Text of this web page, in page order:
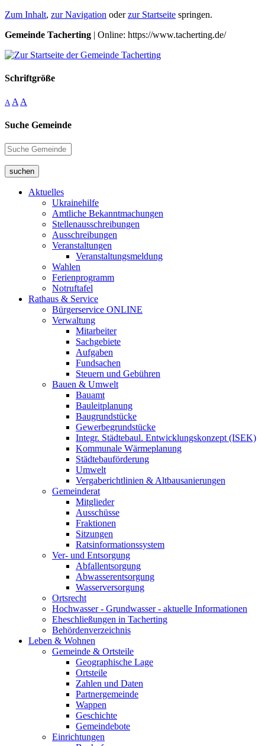
Zum Inhalt, zur Navigation oderzur Startseite springen.
Gemeinde Tacherting | Online: https://www.tacherting.de/
Schriftgröße
A A A
Suche Gemeinde
suchen
Aktuelles
Ukrainehilfe
Amtliche Bekanntmachungen
Stellenausschreibungen
Ausschreibungen
Veranstaltungen
Veranstaltungsmeldung
Wahlen
Ferienprogramm
Notruftafel
Rathaus & Service
Bürgerservice ONLINE
Verwaltung
Mitarbeiter
Sachgebiete
Aufgaben
Fundsachen
Steuern und Gebühren
Bauen & Umwelt
Bauamt
Bauleitplanung
Baugrundstücke
Gewerbegrundstücke
Integr. Städtebaul. Entwicklungskonzept (ISEK)
Kommunale Wärmeplanung
Städtebauförderung
Umwelt
Vergaberichtlinien & Altbausanierungen
Gemeinderat
Mitglieder
Ausschüsse
Fraktionen
Sitzungen
Ratsinformationssystem
Ver- und Entsorgung
Abfallentsorgung
Abwasserentsorgung
Wasserversorgung
Ortsrecht
Hochwasser - Grundwasser - aktuelle Informationen
Eheschließungen in Tacherting
Behördenverzeichnis
Leben & Wohnen
Gemeinde & Ortsteile
Geographische Lage
Ortsteile
Zahlen und Daten
Partnergemeinde
Wappen
Geschichte
Gemeindebote
Einrichtungen